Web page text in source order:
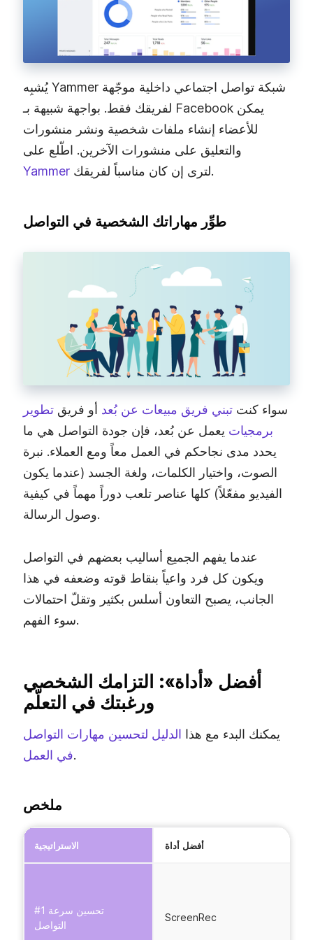
يُشبِه Yammer شبكة تواصل اجتماعي داخلية موجّهة
لفريقك فقط. بواجهة شبيهة بـ Facebook يمكن
للأعضاء إنشاء ملفات شخصية ونشر منشورات
والتعليق على منشورات الآخرين. اطّلع على
Yammer
لترى إن كان مناسباً لفريقك.
طوِّر مهاراتك الشخصية في التواصل
سواء كنت تبني فريق مبيعات عن بُعد أو فريق تطوير
برمجيات يعمل عن بُعد، فإن جودة التواصل هي ما
يحدد مدى نجاحكم في العمل معاً ومع العملاء. نبرة
الصوت، واختيار الكلمات، ولغة الجسد (عندما يكون
الفيديو مفعّلاً) كلها عناصر تلعب دوراً مهماً في كيفية
وصول الرسالة.
عندما يفهم الجميع أساليب بعضهم في التواصل
ويكون كل فرد واعياً بنقاط قوته وضعفه في هذا
الجانب، يصبح التعاون أسلس بكثير وتقلّ احتمالات
سوء الفهم.
أفضل «أداة»: التزامك الشخصي
ورغبتك في التعلّم
يمكنك البدء مع هذا الدليل لتحسين مهارات التواصل
في العمل.
ملخص
الاستراتيجية أفضل أداة
#1 تحسين سرعة
التواصل
ScreenRec